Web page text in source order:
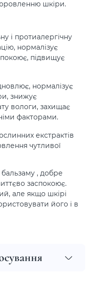
шкіри.
і протиалергічну
нормалізує
підвищує
нормалізує
знижує
вологи, захищає
факторами.
екстрактів
чутливої
, добре
заспокоює.
але якщо шкірі
його і в